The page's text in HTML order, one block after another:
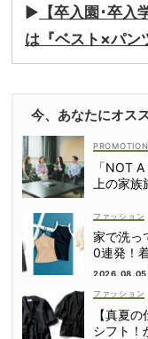
▶︎ 【卒入園･卒
は『ベスト×パン
今、あなたにオス
「NOT
上の家族
ファッション
家で洗っ
0連発！
2026.08.05
ファッション
【真夏
シフト！